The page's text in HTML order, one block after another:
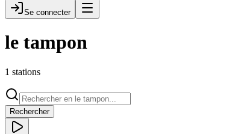
Se connecter
le tampon
1 stations
Rechercher